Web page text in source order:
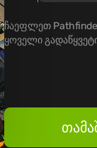
ჩაეფლეთ
ყოველი